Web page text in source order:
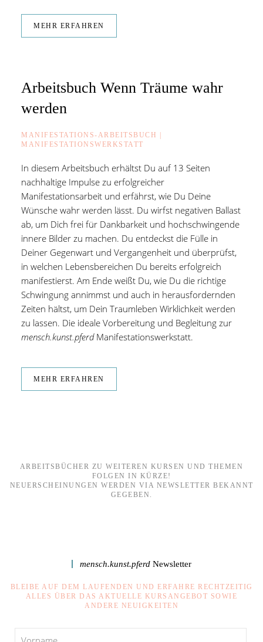
MEHR ERFAHREN
Arbeitsbuch Wenn Träume wahr
werden
MANIFESTATIONS-ARBEITSBUCH |
MANIFESTATIONSWERKSTATT
In diesem Arbeitsbuch erhältst Du auf 13 Seiten
nachhaltige Impulse zu erfolgreicher
Manifestationsarbeit und erfährst, wie Du Deine
Wünsche wahr werden lässt. Du wirfst negativen Ballast
ab, um Dich frei für Dankbarkeit und hochschwingende
innere Bilder zu machen. Du entdeckst die Fülle in
Deiner Gegenwart und Vergangenheit und überprüfst,
in welchen Lebensbereichen Du bereits erfolgreich
manifestierst. Am Ende weißt Du, wie Du die richtige
Schwingung annimmst und auch in herausfordernden
Zeiten hältst, um Dein Traumleben Wirklichkeit werden
zu lassen. Die ideale Vorbereitung und Begleitung zur
mensch.kunst.pferdManifestationswerkstatt.
MEHR ERFAHREN
ARBEITSBÜCHER ZU WEITEREN KURSEN UND THEMEN
FOLGEN IN KÜRZE!
NEUERSCHEINUNGEN WERDEN VIA NEWSLETTER BEKANNT
GEGEBEN.
mensch.kunst.pferdNewsletter
BLEIBE AUF DEM LAUFENDEN UND ERFAHRE RECHTZEITIG
ALLES ÜBER DAS AKTUELLE KURSANGEBOT SOWIE
ANDERE NEUIGKEITEN